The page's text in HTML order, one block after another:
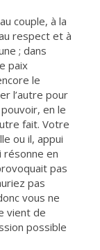
couple, à la
respect et à
; dans
paix
le
l’autre pour
en le
fait. Votre
ou il, appui
résonne en
pas
pas
vous ne
vient de
possible